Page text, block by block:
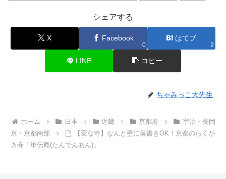
シェアする
X Facebook
0
はてブ
2
LINE コピー
ちゃみっこ大先生
ホーム 日本 近畿 京都府
宇治・長岡
京・京都南部
【変な寺】なんと壁に落書きOK！京都のらくが
き寺「単伝庵(たんでんあん)」